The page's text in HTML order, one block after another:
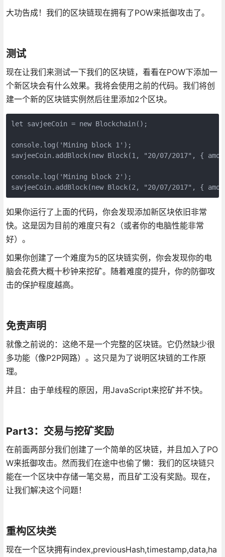
大功告成！我们的区块链现在拥有了POW来抵御攻击了。
测试
现在让我们来测试一下我们的区块链，看看在POW下添加一
个新区块会有什么效果。我将会使用之前的代码。我们将创
建一个新的区块链实例然后往里添加2个区块。
let savjeeCoin = new Blockchain();
console.log('Mining block 1');
savjeeCoin.addBlock(new Block(1, "20/07/2017", {
console.log('Mining block 2');
如果你运行了上面的代码，你会发现添加新区块依旧非常
快。这是因为目前的难度只有2（或者你的电脑性能非常
好）。
如果你创建了一个难度为5的区块链实例，你会发现你的电
脑会花费大概十秒钟来挖矿。随着难度的提升，你的防御攻
击的保护程度越高。
免责声明
就像之前说的：这绝不是一个完整的区块链。它仍然缺少很
多功能（像P2P网路）。这只是为了说明区块链的工作原
理。
并且：由于单线程的原因，用JavaScript来挖矿并不快。
Part3：交易与挖矿奖励
在前面两部分我们创建了一个简单的区块链，并且加入了PO
W来抵御攻击。然而我们在途中也偷了懒：我们的区块链只
能在一个区块中存储一笔交易，而且矿工没有奖励。现在，
让我们解决这个问题！
重构区块类
现在一个区块拥有index,previousHash,timestamp,data,ha